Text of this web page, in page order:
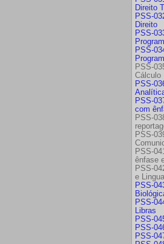
Direito
PSS-
Direito
PSS-
PSS-
PSS-
Cálculo
PSS-
PSS-
com
PSS-
PSS-
PSS-
ênfase
PSS-
e
PSS-
PSS-
Libras
PSS-
PSS-
PSS-